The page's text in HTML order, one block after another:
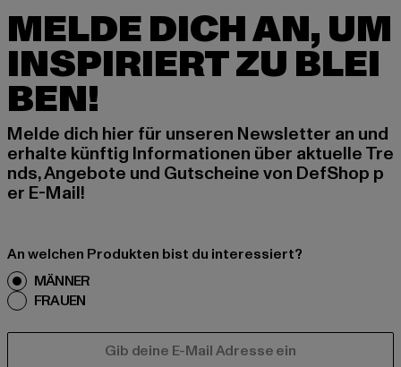
MELDE DICH AN, UM
INSPIRIERT ZU BLEI
BEN!
Melde dich hier für unseren Newsletter an und
erhalte künftig Informationen über aktuelle Tre
nds, Angebote und Gutscheine von DefShop p
er E-Mail!
An welchen Produkten bist du interessiert?
MÄNNER
FRAUEN